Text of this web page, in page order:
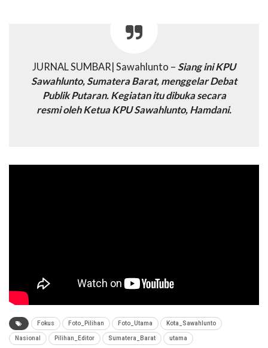
JURNAL SUMBAR| Sawahlunto – Siang ini KPU
Sawahlunto, Sumatera Barat, menggelar Debat
Publik Putaran. Kegiatan itu dibuka secara
resmi oleh Ketua KPU Sawahlunto, Hamdani.
Fokus Foto_Pilihan Foto_Utama Kota_Sawahlunto
Nasional Pilihan_Editor Sumatera_Barat utama